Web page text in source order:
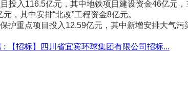
入116.5亿元，其中地铁项目建设资金46亿元
，其中安排“北改”工程资金8亿元。
重点项目投入12.59亿元，其中新增安排大气污
: 【招标】四川省宜宾环球集团有限公司招标...